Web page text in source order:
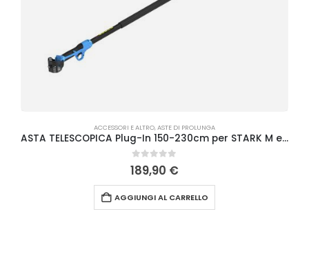
ACCESSORI E ALTRO,ASTE DI PROLUNGA
ASTA TELESCOPICA Plug-In 150-230cm per STARK M e STARK L Campagnola
0Su 5
189,90 €
AGGIUNGI AL CARRELLO